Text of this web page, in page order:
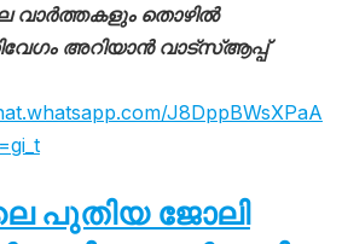
വാർത്തകളും തൊഴിൽ
അറിയാൻ വാട്സ്ആപ്പ്
J8DppBWsXPaA
പുതിയ ജോലി